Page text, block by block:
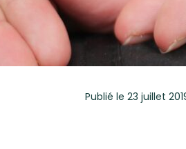
Publié le 23 juillet